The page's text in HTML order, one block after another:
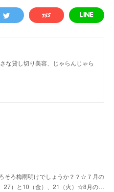
な貸し切り美容、じゃらんじゃら
そろ梅雨明けでしょうか？？☆７月の
）と10（金）、21（火）☆8月の…